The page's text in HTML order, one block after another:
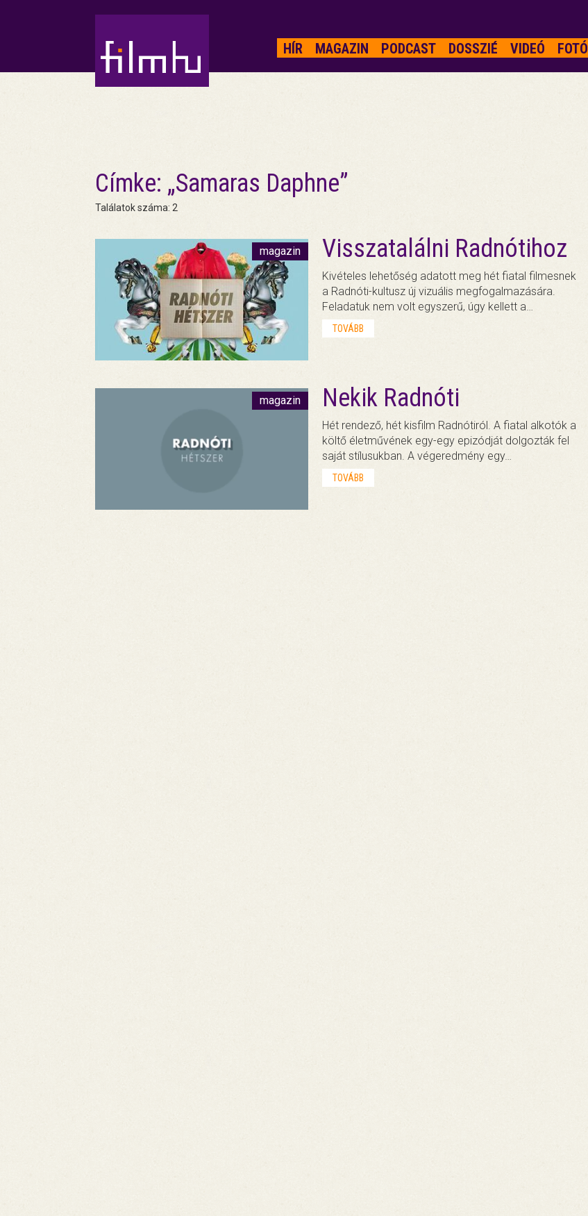
HÍR MAGAZIN PODCAST DOSSZIÉ VIDEÓ FOTÓ
Címke: „Samaras Daphne”
Találatok száma: 2
magazin Visszatalálni Radnótihoz
Kivételes lehetőség adatott meg hét fiatal filmesnek
a Radnóti-kultusz új vizuális megfogalmazására.
Feladatuk nem volt egyszerű, úgy kellett a…
TOVÁBB
magazin Nekik Radnóti
Hét rendező, hét kisfilm Radnótiról. A fiatal alkotók a
költő életművének egy-egy epizódját dolgozták fel
saját stílusukban. A végeredmény egy…
TOVÁBB